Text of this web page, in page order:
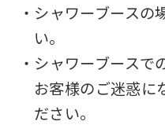
・シャワーブース
い。
・シャワーブース
お客様のご迷惑に
ださい。